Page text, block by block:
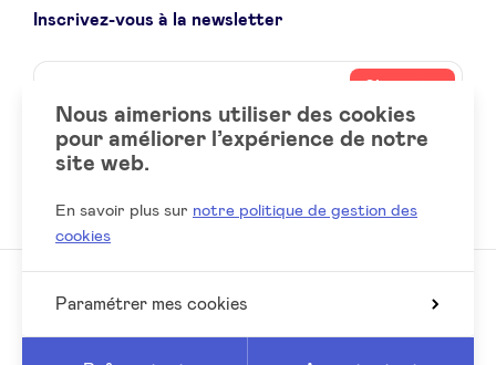
BeAngels x PMV
Accès Dealflow investisseur
Health Expert Circle
fr en
Inscrivez-vous à la newsletter
Name
Votre
email
Social
LinkedIn
Nous aimerions utiliser des cookies
pour améliorer l’expérience de notre
site web.
En savoir plus sur notre politique de gestion des
cookies
Paramétrer mes cookies